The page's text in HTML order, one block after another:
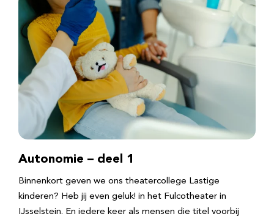
Autonomie – deel 1
Binnenkort geven we ons theatercollege Lastige
kinderen? Heb jij even geluk! in het Fulcotheater in
IJsselstein. En iedere keer als mensen die titel voorbij